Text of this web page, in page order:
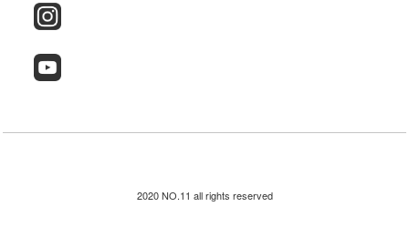
2020 NO.11 all rights reserved